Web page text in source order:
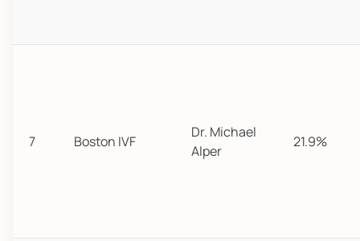
7 Boston IVF
Dr. Michael
Alper
21.9%